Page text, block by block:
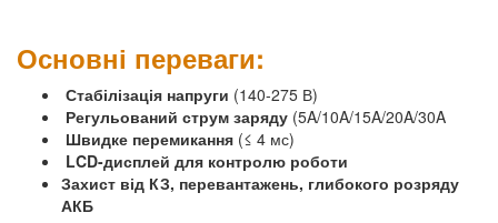
Основні переваги:
Стабілізація напруги (140-275 В)
Регульований струм заряду (5A/10A/15A/20A/30A
Швидке перемикання (≤ 4 мс)
LCD-дисплей для контролю роботи
Захист від КЗ, перевантажень, глибокого розряду
АКБ